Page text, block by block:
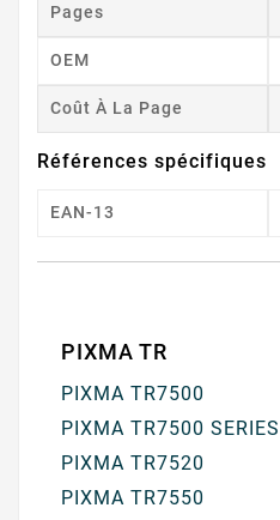
Pages
OEM
Coût À La Page
Références spécifiques
EAN-13
PIXMA TR
PIXMA TR7500
PIXMA TR7500 SERIES
PIXMA TR7520
PIXMA TR7550